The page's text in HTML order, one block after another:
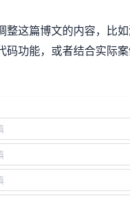
整这篇博文的内容，比
码功能，或者结合实际